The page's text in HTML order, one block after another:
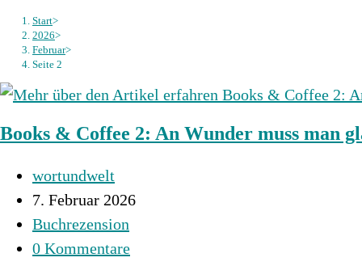
Start>
2026>
Februar>
Seite 2
Books & Coffee 2: An Wunder muss man
Beitrags-
Autor:
wortundwelt
Beitrag
veröffentlicht:
7. Februar 2026
Beitrags-
Kategorie:
Buchrezension
Beitrags-
0 Kommentare